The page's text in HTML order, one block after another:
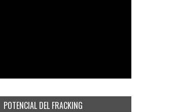
POTENCIAL DEL FRACKING